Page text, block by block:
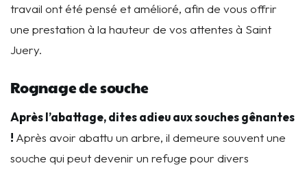
travail ont été pensé et amélioré, afin de vous offrir
une prestation à la hauteur de vos attentes à Saint
Juery.
Rognage de souche
Après l’abattage, dites adieu aux souches gênantes
! Après avoir abattu un arbre, il demeure souvent une
souche qui peut devenir un refuge pour divers